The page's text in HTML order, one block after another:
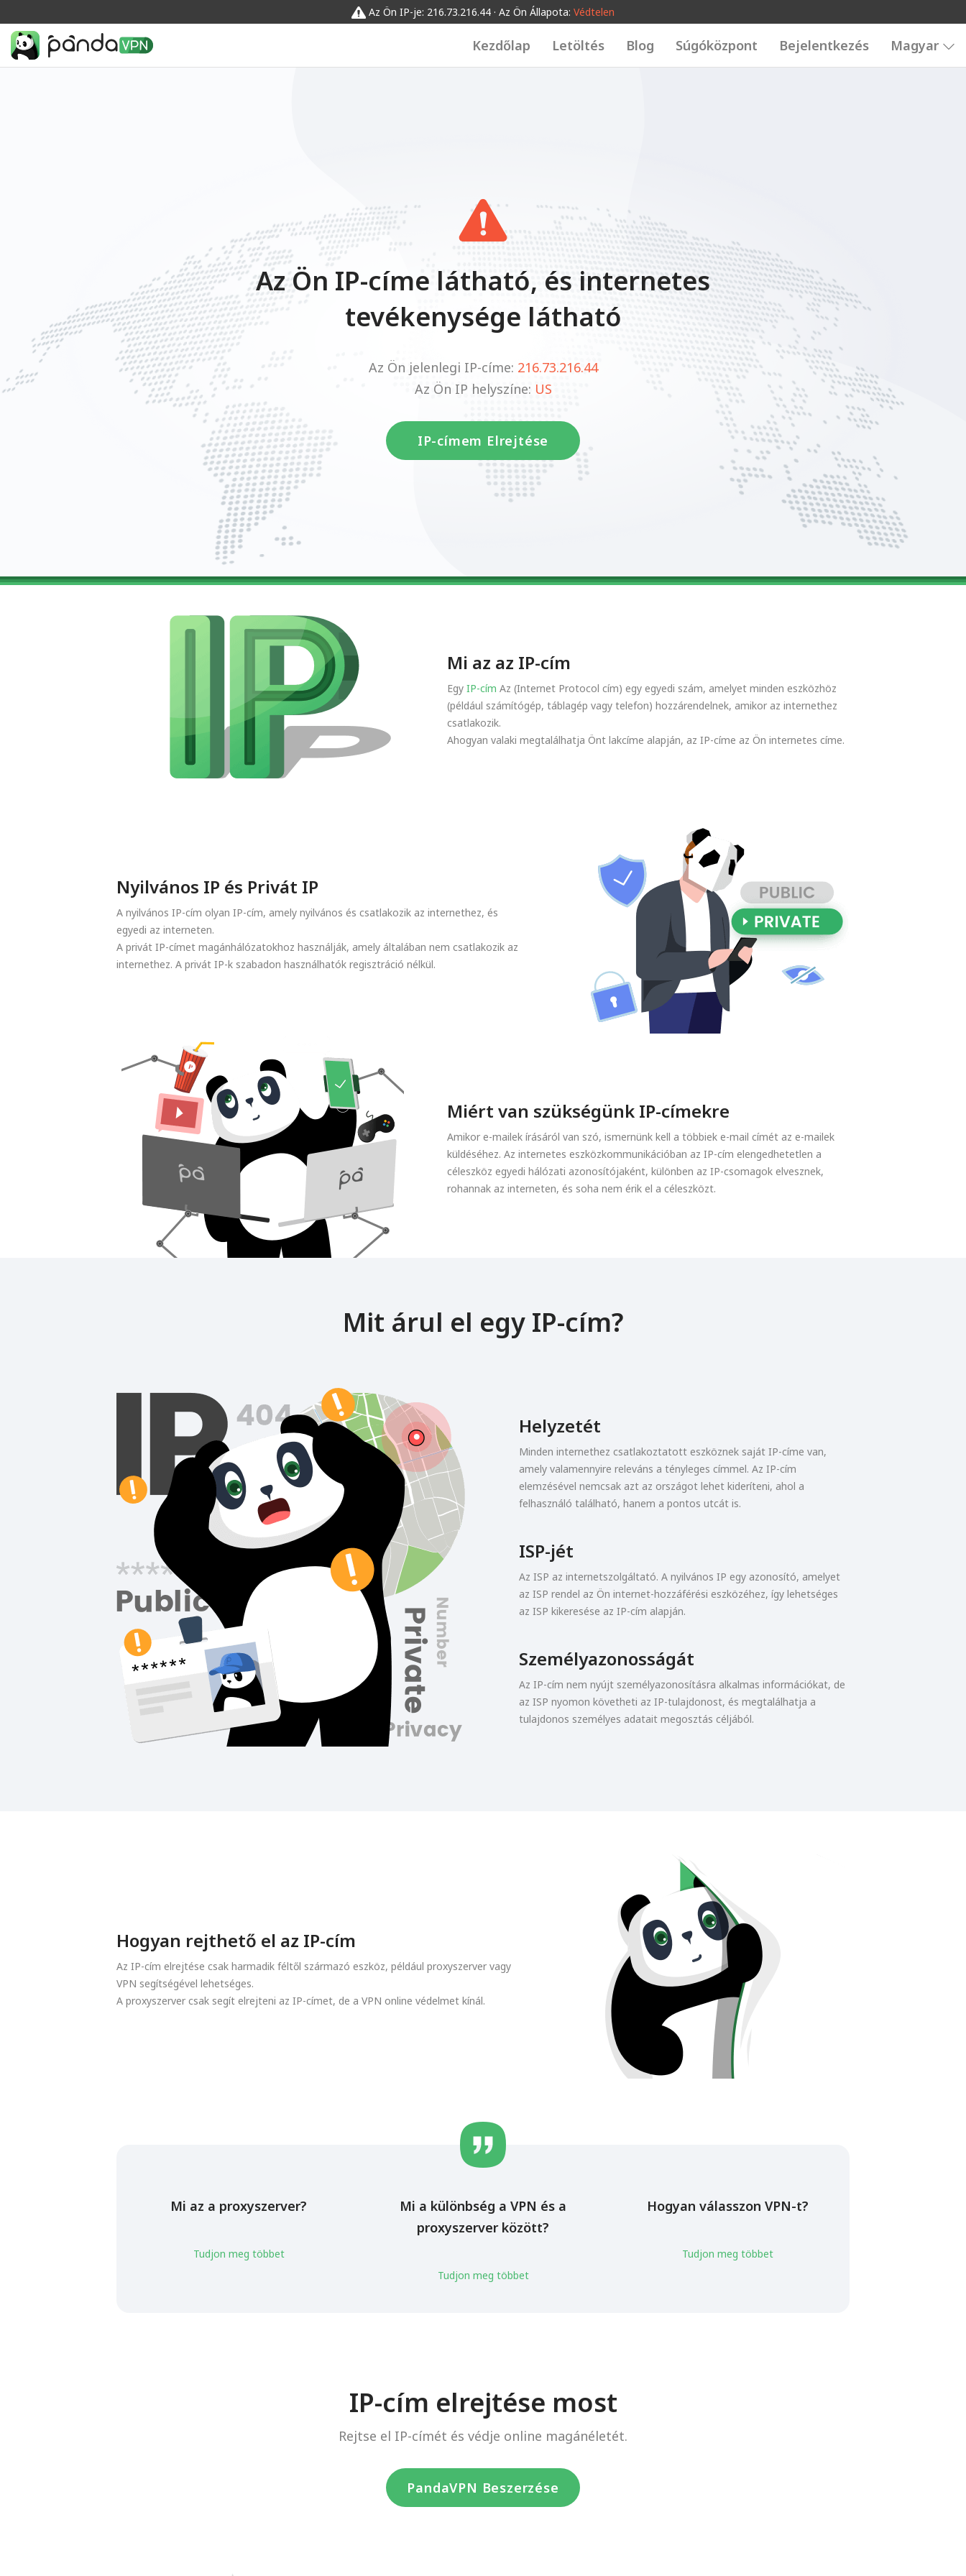
Az Ön IP-je: 216.73.216.44 · Az Ön Állapota: Védtelen
Kezdőlap Letöltés Blog Súgóközpont Bejelentkezés Magyar
Az Ön IP-címe látható, és internetes
tevékenysége látható
Az Ön jelenlegi IP-címe: 216.73.216.44
Az Ön IP helyszíne: US
IP-címem Elrejtése
Mi az az IP-cím
Egy IP-cím Az (Internet Protocol cím) egy egyedi szám, amelyet minden eszközhöz
(például számítógép, táblagép vagy telefon) hozzárendelnek, amikor az internethez
csatlakozik.
Ahogyan valaki megtalálhatja Önt lakcíme alapján, az IP-címe az Ön internetes címe.
Nyilvános IP és Privát IP
A nyilvános IP-cím olyan IP-cím, amely nyilvános és csatlakozik az internethez, és
egyedi az interneten.
A privát IP-címet magánhálózatokhoz használják, amely általában nem csatlakozik az
internethez. A privát IP-k szabadon használhatók regisztráció nélkül.
Miért van szükségünk IP-címekre
Amikor e-mailek írásáról van szó, ismernünk kell a többiek e-mail címét az e-mailek
küldéséhez. Az internetes eszközkommunikációban az IP-cím elengedhetetlen a
céleszköz egyedi hálózati azonosítójaként, különben az IP-csomagok elvesznek,
rohannak az interneten, és soha nem érik el a céleszközt.
Mit árul el egy IP-cím?
Helyzetét
Minden internethez csatlakoztatott eszköznek saját IP-címe van,
amely valamennyire releváns a tényleges címmel. Az IP-cím
elemzésével nemcsak azt az országot lehet kideríteni, ahol a
felhasználó található, hanem a pontos utcát is.
ISP-jét
Az ISP az internetszolgáltató. A nyilvános IP egy azonosító, amelyet
az ISP rendel az Ön internet-hozzáférési eszközéhez, így lehetséges
az ISP kikeresése az IP-cím alapján.
Személyazonosságát
Az IP-cím nem nyújt személyazonosításra alkalmas információkat, de
az ISP nyomon követheti az IP-tulajdonost, és megtalálhatja a
tulajdonos személyes adatait megosztás céljából.
Hogyan rejthető el az IP-cím
Az IP-cím elrejtése csak harmadik féltől származó eszköz, például proxyszerver vagy
VPN segítségével lehetséges.
A proxyszerver csak segít elrejteni az IP-címet, de a VPN online védelmet kínál.
Mi az a proxyszerver?
Tudjon meg többet
Mi a különbség a VPN és a
proxyszerver között?
Tudjon meg többet
Hogyan válasszon VPN-t?
Tudjon meg többet
IP-cím elrejtése most
Rejtse el IP-címét és védje online magánéletét.
PandaVPN Beszerzése